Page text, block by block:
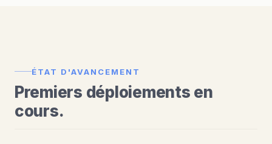
ÉTAT D'AVANCEMENT
Premiers déploiements en
cours.